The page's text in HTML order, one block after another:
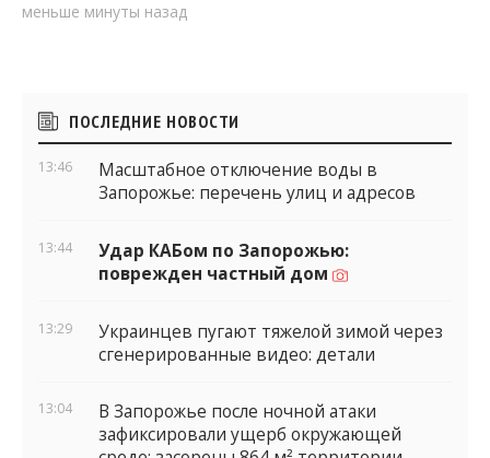
меньше минуты назад
Боковые
виджеты
ПОСЛЕДНИЕ НОВОСТИ
13:46
Масштабное отключение воды в
Запорожье: перечень улиц и адресов
13:44
Удар КАБом по Запорожью:
поврежден частный дом
13:29
Украинцев пугают тяжелой зимой через
сгенерированные видео: детали
13:04
В Запорожье после ночной атаки
зафиксировали ущерб окружающей